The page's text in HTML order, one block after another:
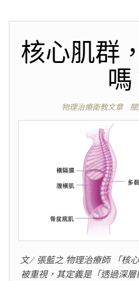
核心肌群
嗎
物理治療衛教文章
文/ 張藍之 物理治療師 「核
被重視，其定義是「透過深